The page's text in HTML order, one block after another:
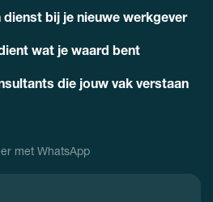
bij je nieuwe werkgever
wat je waard bent
die jouw vak verstaan
met WhatsApp